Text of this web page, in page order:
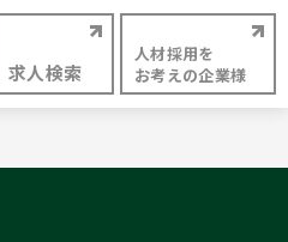
求人検索
人材採用を
お考えの企業様